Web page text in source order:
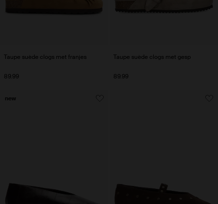
Taupe suède clogs met franjes
89.99
Taupe suède clogs met gesp
89.99
new